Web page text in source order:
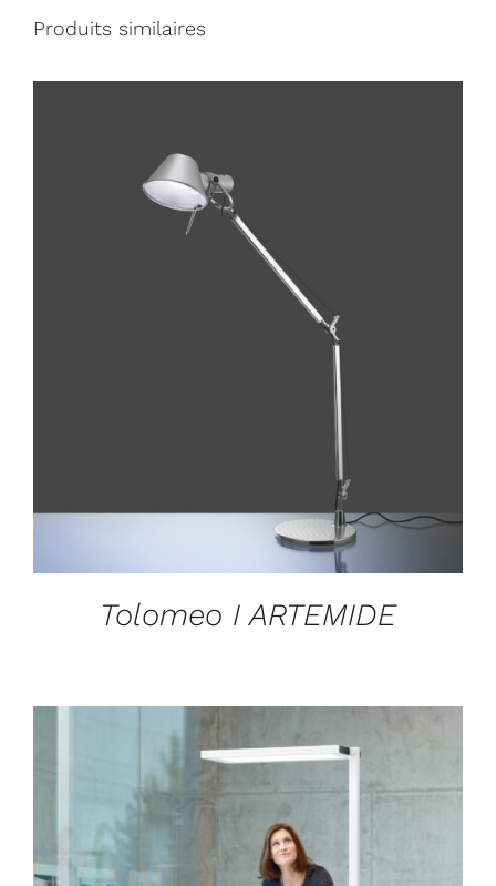
Produits similaires
Tolomeo I ARTEMIDE